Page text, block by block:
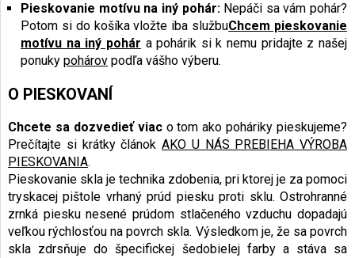
Pieskovanie motívu na iný pohár:Nepáči sa vám pohár?
Potom si do košíka vložte iba službuChcem pieskovanie
motívu na iný pohár a pohárik si k nemu pridajte z našej
ponuky pohárov podľa vášho výberu.
O PIESKOVANÍ
Chcete sa dozvedieť viaco tom ako poháriky pieskujeme?
Prečítajte si krátky článok AKO U NÁS PREBIEHA VÝROBA
PIESKOVANIA.
Pieskovanie skla je technika zdobenia, pri ktorej je za pomoci
tryskacej pištole vrhaný prúd piesku proti sklu. Ostrohranné
zrnká piesku nesené prúdom stlačeného vzduchu dopadajú
veľkou rýchlosťou na povrch skla. Výsledkom je, že sa povrch
skla zdrsňuje do špecifickej šedobielej farby a stáva sa